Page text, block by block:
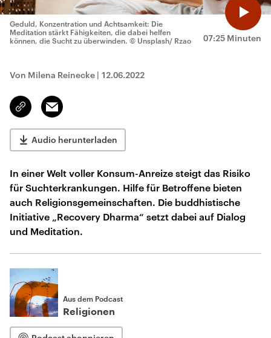
07:25 Minuten
Geduld, Konzentration und Achtsamkeit: Die
Meditation stärkt Fähigkeiten, die dabei helfen
können, die Sucht zu überwinden. © Unsplash/ Rzao
Von Milena Reinecke | 12.06.2022
Link
kopieren/teilen
Email
Audio herunterladen
In einer Welt voller Konsum-Anreize steigt das Risiko
für Suchterkrankungen. Hilfe für Betroffene bieten
auch Religionsgemeinschaften. Die buddhistische
Initiative „Recovery Dharma“ setzt dabei auf Dialog
und Meditation.
Aus dem Podcast
Religionen